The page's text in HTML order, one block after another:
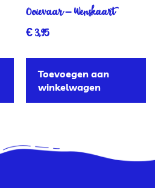
Ooievaar – Wenskaart
€3,95
Toevoegen aan
winkelwagen